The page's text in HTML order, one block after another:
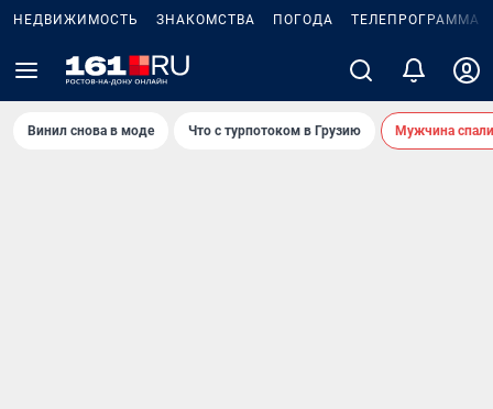
НЕДВИЖИМОСТЬ ЗНАКОМСТВА ПОГОДА ТЕЛЕПРОГРАММА
Винил снова в моде Что с турпотоком в Грузию Мужчина